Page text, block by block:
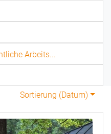
Arbeits...
Sortierung (Datum)